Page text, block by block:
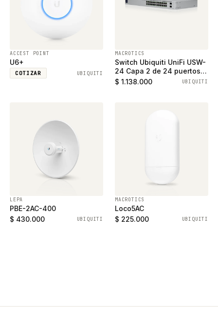
ACCEST POINT
U6+
COTIZAR UBIQUITI
MACROTICS
Switch Ubiquiti UniFi USW-
24 Capa 2 de 24 puertos
ethernet gigabit y 2
$ 1.138.000 UBIQUITI
LEPA
PBE-2AC-400
$ 430.000
UBIQUITI
MACROTICS
Loco5AC
$ 225.000
UBIQUITI